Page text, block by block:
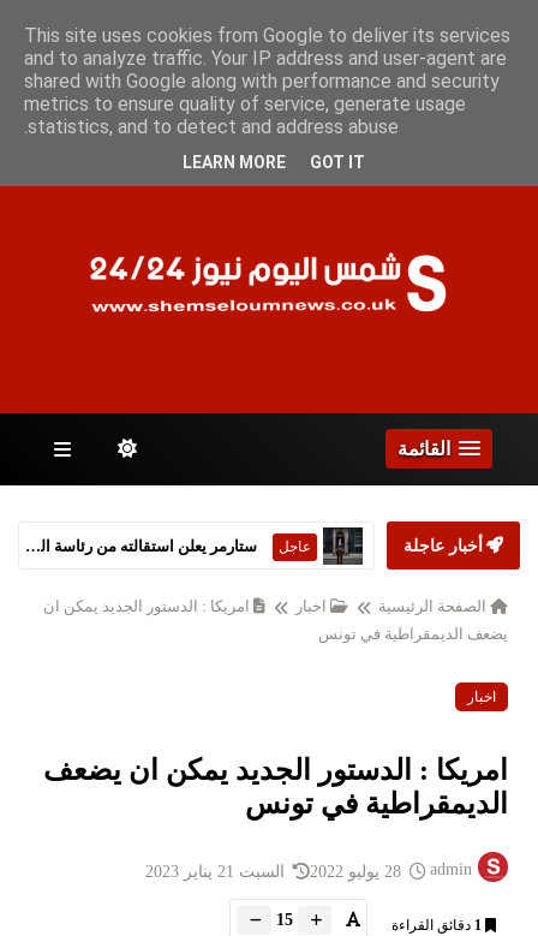
الخميس 6 أغسطس 2026
الصفحات
القائمة
أخبار عاجلة عاجل ستارمر يعلن استقالته من رئاسة الحكومة البريطانية
الصفحة الرئيسية اخبار
امريكا : الدستور الجديد يمكن ان
يضعف الديمقراطية في تونس
اخبار
امريكا : الدستور الجديد يمكن ان يضعف
الديمقراطية في تونس
admin السبت 21 يناير 2023
1 دقائق القراءة 15
This site uses cookies from Google to deliver its services
and to analyze traffic. Your IP address and user-agent are
shared with Google along with performance and security
metrics to ensure quality of service, generate usage
statistics, and to detect and address abuse.
LEARN MORE GOT IT